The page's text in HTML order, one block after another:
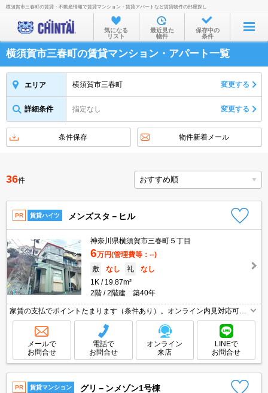
お部屋を探す
沿線・駅から
住所から
物件特集から
不動産会社から
TOP
横須賀市三春町の賃貸・不動産情報で賃貸マンション・賃貸アパートなど賃貸物件の部屋探し
気になる
リスト
最近見た
物件
保存中の
条件
横須賀市三春町の賃貸マンション・アパート一覧
エリア 横須賀市三春町 変更する
詳細条件 指定なし 変更する
条件保存 物件新着メール
36件
PR 賃貸ハイツ メンズスタ－ヒル
神奈川県横須賀市三春町５丁目
6万円(管理費等：--)
敷
なし 礼
なし
1K
19.87m²
2階
2階建 築40年
家賃の支払でポイントたまります（条件あり）。オンライン内見対応可。
仲介手数料家賃の55%。SAT119(消火剤)6,930円。引越指定業者あり。消
火剤・防災グッズ代16,500円～。
メールで
お問合せ
電話で
お問合せ
オンライン
来店
LINEで
お問合せ
PR 賃貸マンション グリ－ンメゾン1号棟